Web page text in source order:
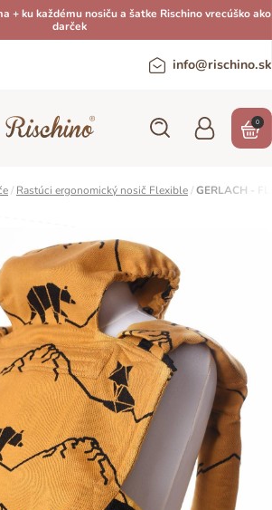
+ ku každému nosiču a šatke Rischino vrecúško ako
darček
info@rischino.sk
0
/ Rastúci ergonomický nosič Flexible/GERLACH -